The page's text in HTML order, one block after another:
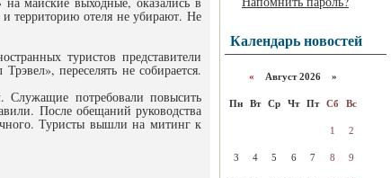
территорию отеля не убирают. Не
туристов представители
переселять не собирается.
Служащие потребовали повысить
После обещаний руководства
Туристы вышли на митинг к
Календарь новостей
« Август 2026 »
Пн Вт Ср Чт Пт Сб Вс
1 2
3 4 5 6 7 8 9